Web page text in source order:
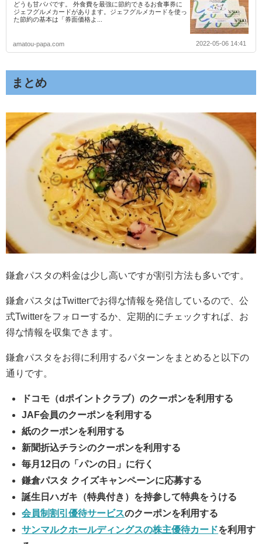
どうも甘パパです。 外食費を最強に節約できるお食事券に
ジェフグルメカードがあります。ジェフグルメカードを使っ
た節約の基本は「券面価格よ...
amatou-papa.com 2022-05-06 14:41
まとめ
鎌倉パスタの料金は少し高いですが割引方法も多いです。
鎌倉パスタはTwitterでお得な情報を発信しているので、公
式Twitterをフォローするか、定期的にチェックすれば、お
得な情報を収集できます。
鎌倉パスタをお得に利用するパターンをまとめると以下の
通りです。
ドコモ（dポイントクラブ）のクーポンを利用する
JAF会員のクーポンを利用する
紙のクーポンを利用する
新聞折込チラシのクーポンを利用する
毎月12日の「パンの日」に行く
鎌倉パスタ クイズキャンペーンに応募する
誕生日ハガキ（特典付き）を持参して特典をうける
会員制割引優待サービスのクーポンを利用する
サンマルクホールディングスの株主優待カードを利用す